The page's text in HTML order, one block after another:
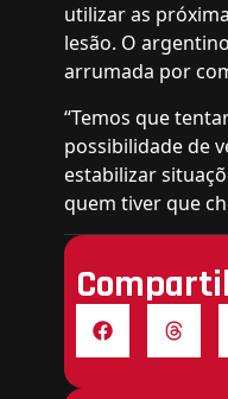
utilizar as
lesão. O
arrumada por
“Temos que
possibilidade de
estabilizar
quem tiver que